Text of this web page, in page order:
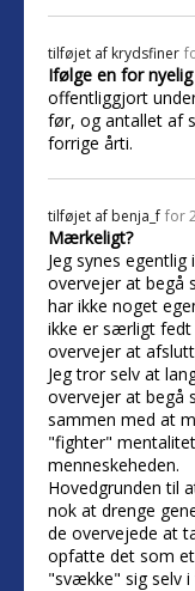
tilføjet af krydsfiner
Ifølge en for nyelig
offentliggjort
før, og antallet af
forrige årti.
tilføjet af benja_f for
Mærkeligt?
Jeg synes
overvejer at begå
har ikke noget
ikke er særligt
overvejer at
Jeg tror selv at
overvejer at begå
sammen med at
"fighter"
menneskeheden.
Hovedgrunden til
nok at drenge
de overvejede at
opfatte det som
"svække" sig selv